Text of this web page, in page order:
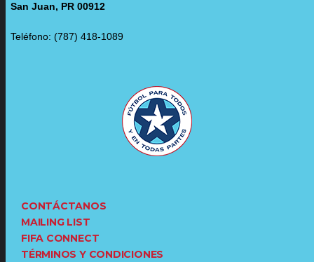
San Juan, PR 00912
Teléfono: (787) 418-1089
CONTÁCTANOS
MAILING LIST
FIFA CONNECT
TÉRMINOS Y CONDICIONES